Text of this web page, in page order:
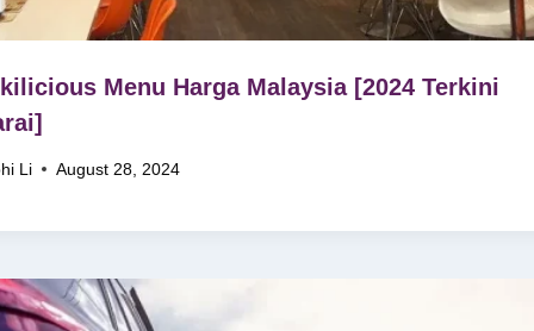
Menu Harga Malaysia [2024 Terkini
Li August 28, 2024